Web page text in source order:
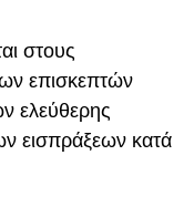
στους
επισκεπτών
ελεύθερης
εισπράξεων κατά